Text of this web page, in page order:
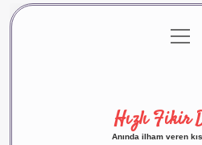
Gizlilik menüyü
aç
Hızlı Fikir
Anında ilham veren